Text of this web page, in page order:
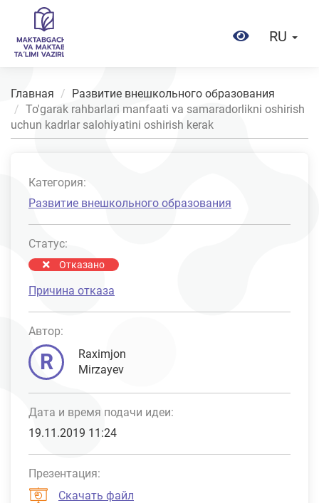
RU
Главная
Развитие внешкольного образования
To'garak rahbarlari manfaati va samaradorlikni oshirish
uchun kadrlar salohiyatini oshirish kerak
Категория:
Развитие внешкольного образования
Статус:
Отказано
Причина отказа
Автор:
R
Raximjon
Mirzayev
Дата и время подачи идеи:
19.11.2019 11:24
Презентация:
Скачать файл